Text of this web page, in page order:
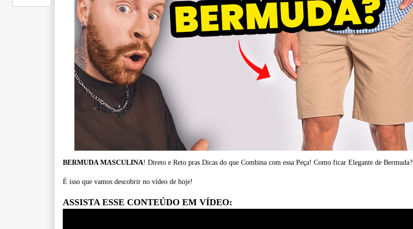
BERMUDA MASCULINA! Direto e Reto pras Dicas do que Combina com essa Peça! Como ficar Elegante de Bermuda?
É isso que vamos descobrir no vídeo de hoje!
ASSISTA ESSE CONTEÚDO EM VÍDEO: